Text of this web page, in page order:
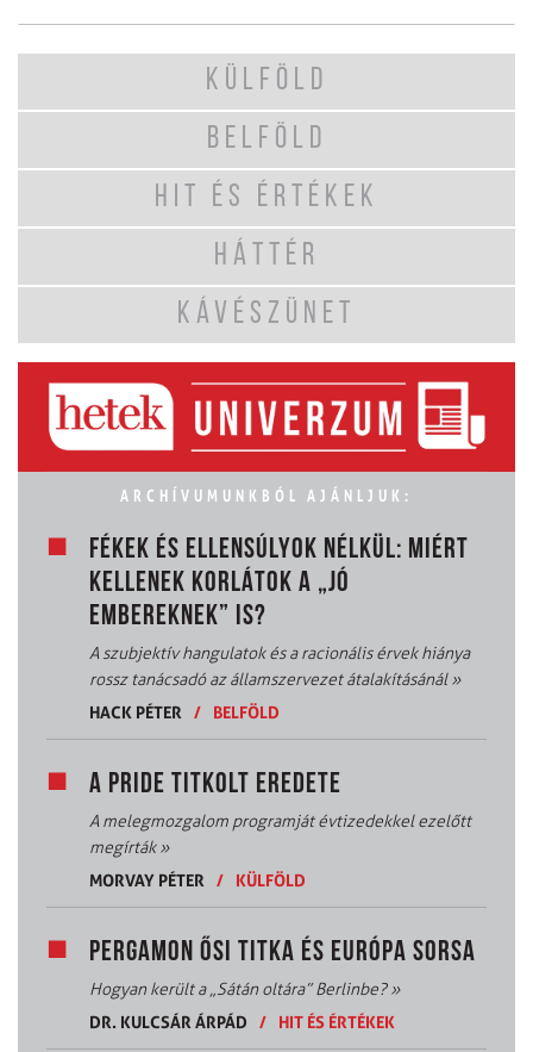
KÜLFÖLD
BELFÖLD
HIT ÉS ÉRTÉKEK
HÁTTÉR
KÁVÉSZÜNET
ARCHÍVUMUNKBÓL AJÁNLJUK:
FÉKEK ÉS ELLENSÚLYOK NÉLKÜL: MIÉRT
KELLENEK KORLÁTOK A „JÓ
EMBEREKNEK” IS?
A szubjektív hangulatok és a racionális érvek hiánya
rossz tanácsadó az államszervezet átalakításánál»
HACK PÉTER
/ BELFÖLD
A PRIDE TITKOLT EREDETE
A melegmozgalom programját évtizedekkel ezelőtt
megírták»
MORVAY PÉTER
/ KÜLFÖLD
PERGAMON ŐSI TITKA ÉS EURÓPA SORSA
Hogyan került a „Sátán oltára” Berlinbe?»
DR. KULCSÁR ÁRPÁD
/ HIT ÉS ÉRTÉKEK